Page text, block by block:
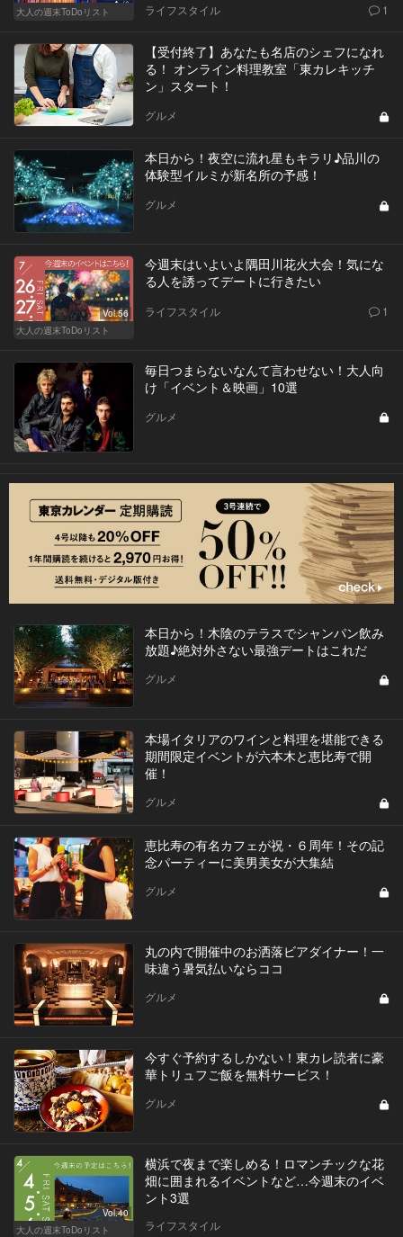
大人の週末ToDoリスト
ライフスタイル 1
【受付終了】あなたも名店のシェフになれ
る！ オンライン料理教室「東カレキッチ
ン」スタート！
グルメ
本日から！夜空に流れ星もキラリ♪品川の
体験型イルミが新名所の予感！
グルメ
Vol.56
大人の週末ToDoリスト
今週末はいよいよ隅田川花火大会！気にな
る人を誘ってデートに行きたい
ライフスタイル 1
毎日つまらないなんて言わせない！大人向
け「イベント＆映画」10選
グルメ
本日から！木陰のテラスでシャンパン飲み
放題♪絶対外さない最強デートはこれだ
グルメ
本場イタリアのワインと料理を堪能できる
期間限定イベントが六本木と恵比寿で開
催！
グルメ
恵比寿の有名カフェが祝・６周年！その記
念パーティーに美男美女が大集結
グルメ
丸の内で開催中のお洒落ビアダイナー！一
味違う暑気払いならココ
グルメ
今すぐ予約するしかない！東カレ読者に豪
華トリュフご飯を無料サービス！
グルメ
Vol.40
大人の週末ToDoリスト
横浜で夜まで楽しめる！ロマンチックな花
畑に囲まれるイベントなど…今週末のイベ
ント3選
ライフスタイル